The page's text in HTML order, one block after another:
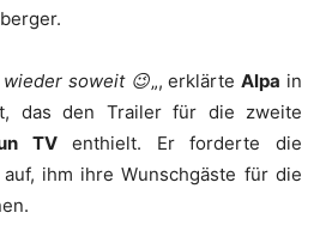
wieder soweit 😉„, erklärteAlpa in
das den Trailer für die zweite
TVenthielt. Er forderte die
ihm ihre Wunschgäste für die